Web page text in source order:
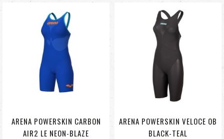
ARENA POWERSKIN CARBON
AIR2 LE NEON-BLAZE
ARENA POWERSKIN VELOCE OB
BLACK-TEAL